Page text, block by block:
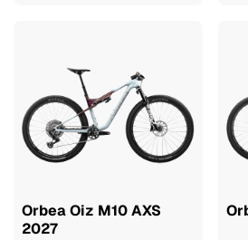
Orbea Oiz M10 AXS
2027